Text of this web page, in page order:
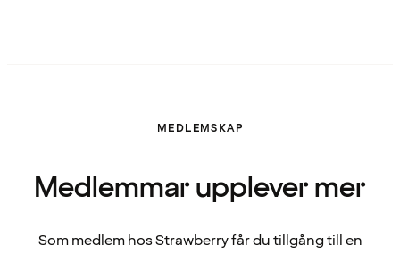
MEDLEMSKAP
Medlemmar upplever mer
Som medlem hos Strawberry får du tillgång till en